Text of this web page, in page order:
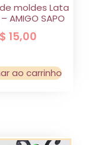
moldes Lata
AMIGO SAPO
15,00
ao carrinho